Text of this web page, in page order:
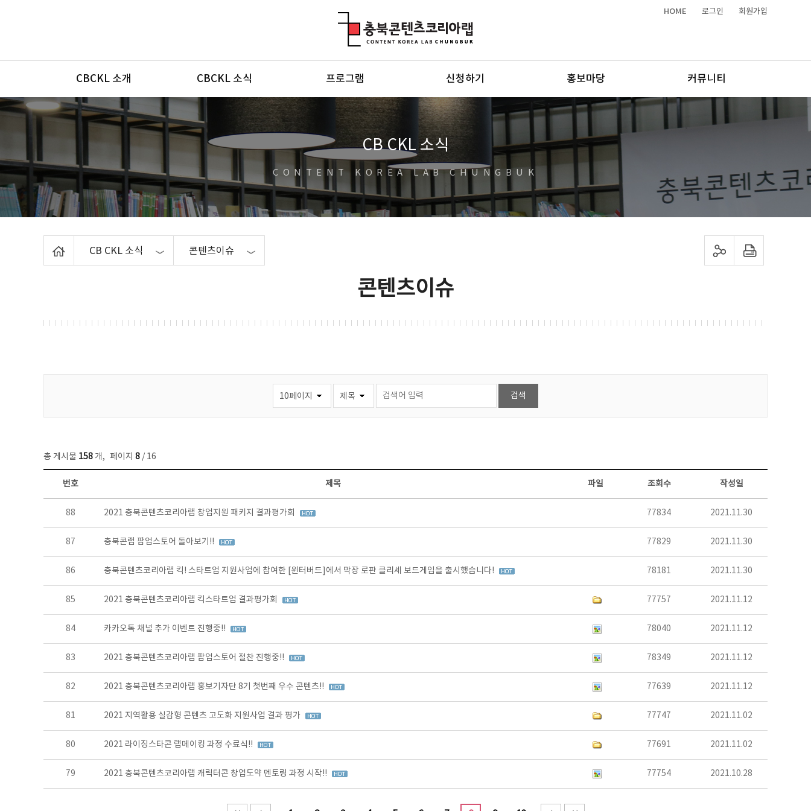
HOME 로그인 회원가입
메뉴
CBCKL 소개 CBCKL 소식 프로그램 신청하기 홍보마당 커뮤니티
CB CKL 소식
CONTENT KOREA LAB CHUNGBUK
CB CKL 소식 콘텐츠이슈 sns 공유하기 프린트하기
콘텐츠이슈
총 게시물 158 개, 페이지 8 / 16
콘텐츠이슈 목록 - 번호, 제목, 작성자, 파일, 조회수, 작성일 정보 제공
번호 제목 파일 조회수 작성일
88 2021 충북콘텐츠코리아랩 창업지원 패키지 결과평가회 77834 2021.11.30
87 충북콘랩 팝업스토어 돌아보기!! 77829 2021.11.30
86 충북콘텐츠코리아랩 킥! 스타트업 지원사업에 참여한 [윈터버드]에서 막장 로판 클리셰 보드게임을 출시했습니다! 78181 2021.11.30
85 2021 충북콘텐츠코리아랩 킥스타트업 결과평가회 77757 2021.11.12
84 카카오톡 채널 추가 이벤트 진행중!! 78040 2021.11.12
83 2021 충북콘텐츠코리아랩 팝업스토어 절찬 진행중!! 78349 2021.11.12
82 2021 충북콘텐츠코리아랩 홍보기자단 8기 첫번째 우수 콘텐츠!! 77639 2021.11.12
81 2021 지역활용 실감형 콘텐츠 고도화 지원사업 결과 평가 77747 2021.11.02
80 2021 라이징스타콘 랩메이킹 과정 수료식!! 77691 2021.11.02
79 2021 충북콘텐츠코리아랩 캐릭터콘 창업도약 멘토링 과정 시작!! 77754 2021.10.28